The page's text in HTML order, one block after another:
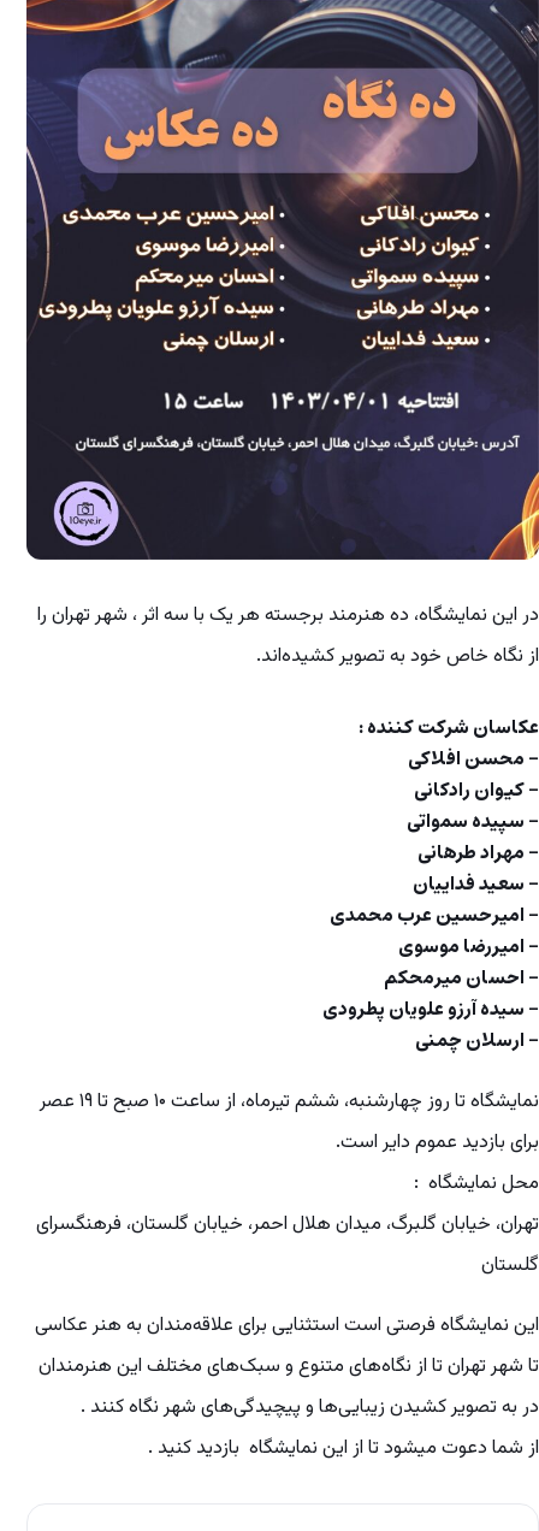
در این نمایشگاه، ده هنرمند برجسته هر یک با سه اثر ، شهر تهران را
از نگاه خاص خود به تصویر کشیده‌اند.
عکاسان شرکت کننده :
– محسن افلاکی
– کیوان رادکانی
– سپیده سمواتی
– مهراد طرهانی
– سعید فداییان
– امیرحسین عرب محمدی
– امیررضا موسوی
– احسان میرمحکم
– سیده آرزو علویان پطرودی
– ارسلان چمنی
نمایشگاه تا روز چهارشنبه، ششم تیرماه، از ساعت ۱۰ صبح تا ۱۹ عصر
برای بازدید عموم دایر است.
محل نمایشگاه :
تهران، خیابان گلبرگ، میدان هلال احمر، خیابان گلستان، فرهنگسرای
گلستان
این نمایشگاه فرصتی است استثنایی برای علاقه‌مندان به هنر عکاسی
تا شهر تهران تا از نگاه‌های متنوع و سبک‌های مختلف این هنرمندان
در به تصویر کشیدن زیبایی‌ها و پیچیدگی‌های شهر نگاه کنند .
از شما دعوت میشود تا از این نمایشگاه بازدید کنید .